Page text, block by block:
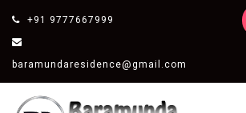
+91 9777667999
baramundaresidence@gmail.com